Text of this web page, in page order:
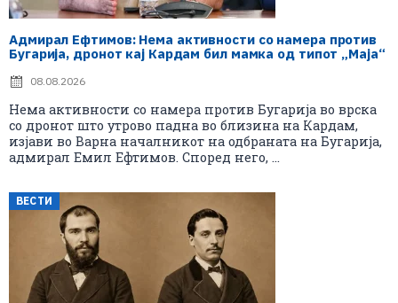
Адмирал Ефтимов: Нема активности со намера против
Бугарија, дронот кај Кардам бил мамка од типот „Маја“
08.08.2026
Нема активности со намера против Бугарија во врска
со дронот што утрово падна во близина на Кардам,
изјави во Варна началникот на одбраната на Бугарија,
адмирал Емил Ефтимов. Според него, ...
ВЕСТИ